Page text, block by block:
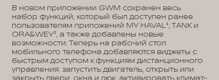
В новом приложении GWM сохранен весь
набор функций, который был доступен ранее
пользователям приложений MY HAVAL¹, TANK и
ORA&WEY², а также добавлены новые
возможности. Теперь на рабочий стол
мобильного телефона добавляются виджеты с
быстрым доступом к функциям дистанционного
управления: запустить двигатель, открыть или